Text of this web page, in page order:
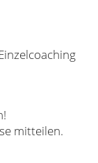
mitteilen.